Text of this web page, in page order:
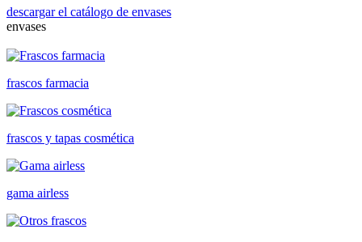
descargar el catálogo de envases
envases
frascos farmacia
frascos y tapas cosmética
gama airless